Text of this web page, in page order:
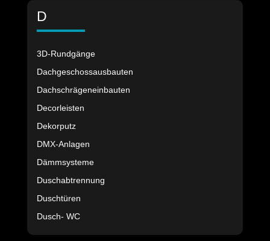
D
3D-Rundgänge
Dachgeschossausbauten
Dachschrägeneinbauten
Decorleisten
Dekorputz
DMX-Anlagen
Dämmsysteme
Duschabtrennung
Duschtüren
Dusch- WC